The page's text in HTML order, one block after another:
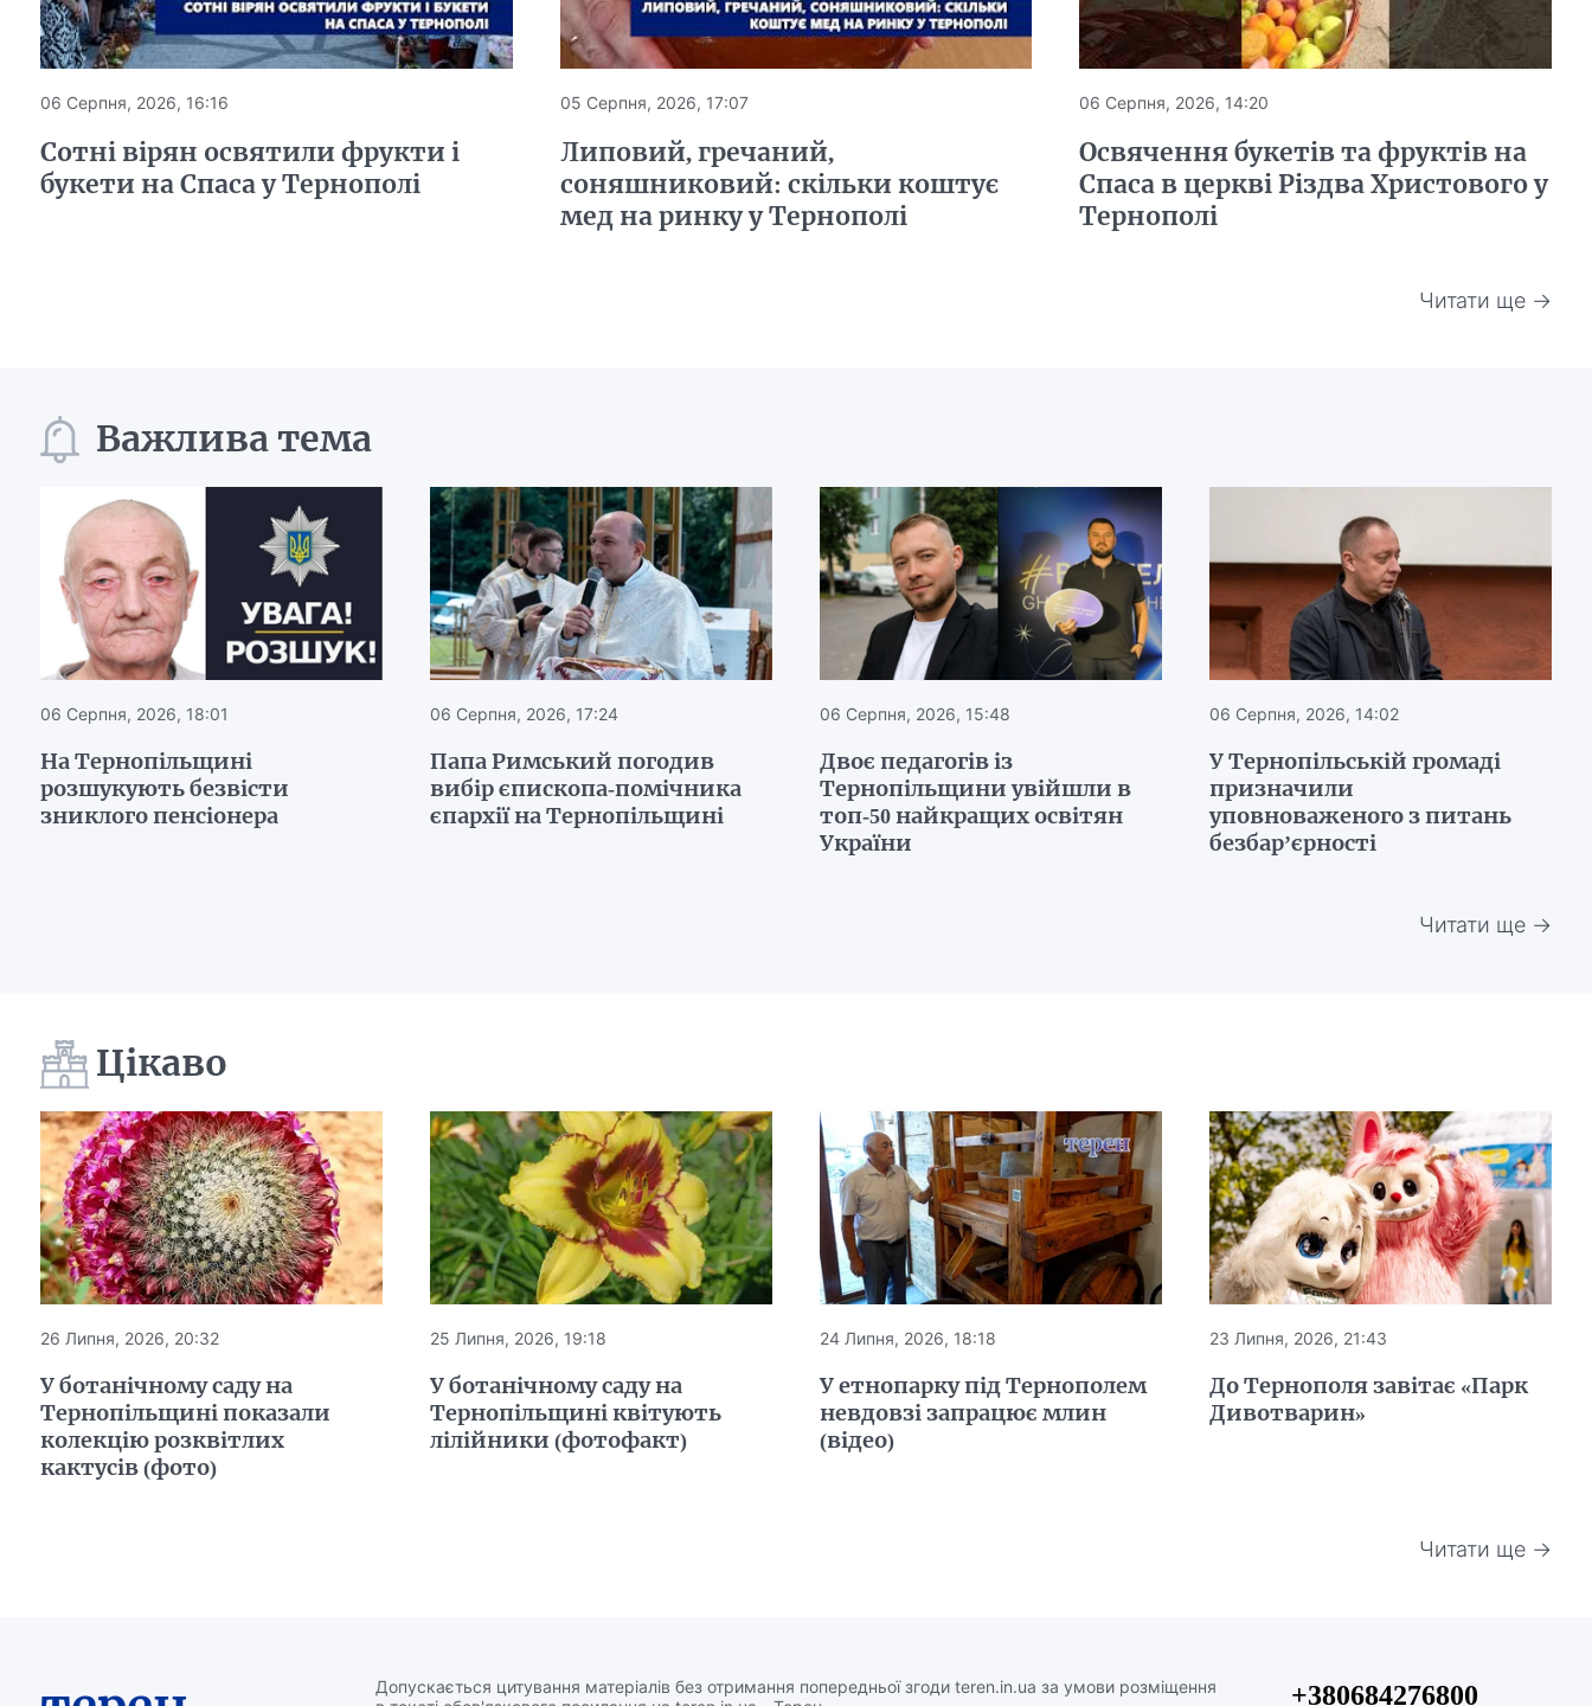
06 Серпня, 2026, 16:16
Сотні вірян освятили фрукти і
букети на Спаса у Тернополі
05 Серпня, 2026, 17:07
Липовий, гречаний,
соняшниковий: скільки коштує
мед на ринку у Тернополі
06 Серпня, 2026, 14:20
Освячення букетів та фруктів на
Спаса в церкві Різдва Христового у
Тернополі
Читати ще →
Важлива тема
06 Серпня, 2026, 18:01
На Тернопільщині
розшукують безвісти
зниклого пенсіонера
06 Серпня, 2026, 17:24
Папа Римський погодив
вибір єпископа-помічника
єпархії на Тернопільщині
06 Серпня, 2026, 15:48
Двоє педагогів із
Тернопільщини увійшли в
топ-50 найкращих освітян
України
06 Серпня, 2026, 14:02
У Тернопільській громаді
призначили
уповноваженого з питань
безбар’єрності
Читати ще →
Цікаво
26 Липня, 2026, 20:32
У ботанічному саду на
Тернопільщині показали
колекцію розквітлих
кактусів (фото)
25 Липня, 2026, 19:18
У ботанічному саду на
Тернопільщині квітують
лілійники (фотофакт)
24 Липня, 2026, 18:18
У етнопарку під Тернополем
невдовзі запрацює млин
(відео)
23 Липня, 2026, 21:43
До Тернополя завітає «Парк
Дивотварин»
Читати ще →
Допускається цитування матеріалів без отримання попередньої згоди teren.in.ua за умови розміщення
+380684276800